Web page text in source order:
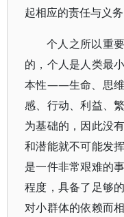
起相应的责任与义
个人之所以重
的，个人是人类最
本性——生命、思维
感、行动、利益、
为基础的，因此没
和潜能就不可能发
是一件非常艰难的
程度，具备了足够
对小群体的依赖而